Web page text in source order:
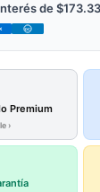
de
DC
Premium
›